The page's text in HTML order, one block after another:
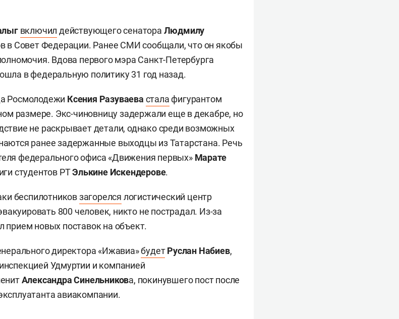
включил действующего сенатора Людмилу
в Совет Федерации. Ранее СМИ сообщали, что он якобы
Вдова первого мэра Санкт-Петербурга
в федеральную политику 31 год назад.
Росмолодежи Ксения Разуваева стала фигурантом
размере. Экс-чиновницу задержали еще в декабре, но
не раскрывает детали, однако среди возможных
ранее задержанные выходцы из Татарстана. Речь
федерального офиса «Движения первых» Марате
студентов РТЭлькине Искендерове.
беспилотниковзагорелся логистический центр
800 человек, никто не пострадал. Из-за
прием новых поставок на объект.
директора «Ижавиа»будет Руслан Набиев,
Удмуртии и компанией
Александра Синельникова, покинувшего пост после
авиакомпании.